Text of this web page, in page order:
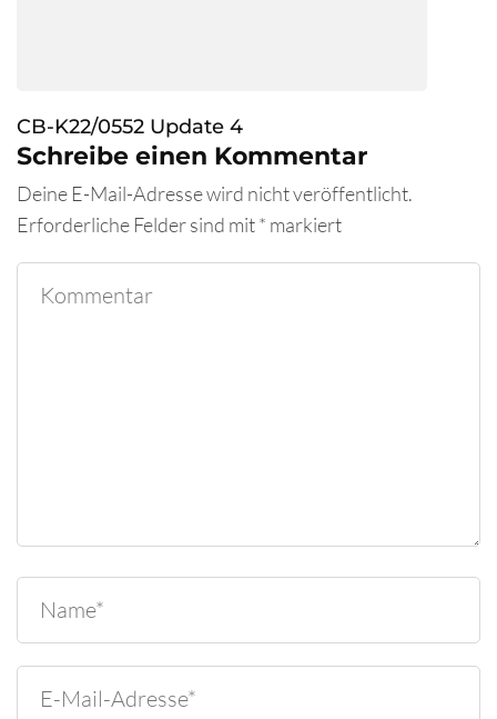
CB-K22/0552 Update 4
Schreibe einen Kommentar
Deine E-Mail-Adresse wird nicht veröffentlicht.
Erforderliche Felder sind mit* markiert